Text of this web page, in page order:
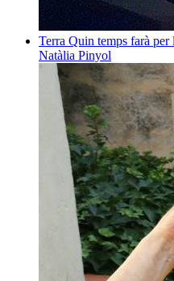
Terra Quin temps farà per
Natàlia Pinyol